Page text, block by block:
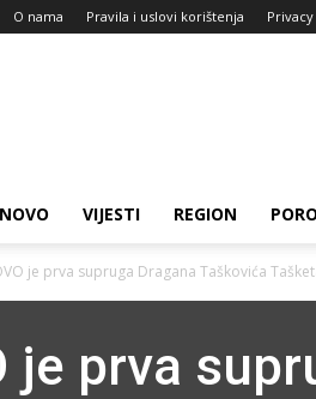
O nama Pravila i uslovi korištenja
NOVO VIJESTI REGION
je prva supruga Dragana Taškovića
je prva